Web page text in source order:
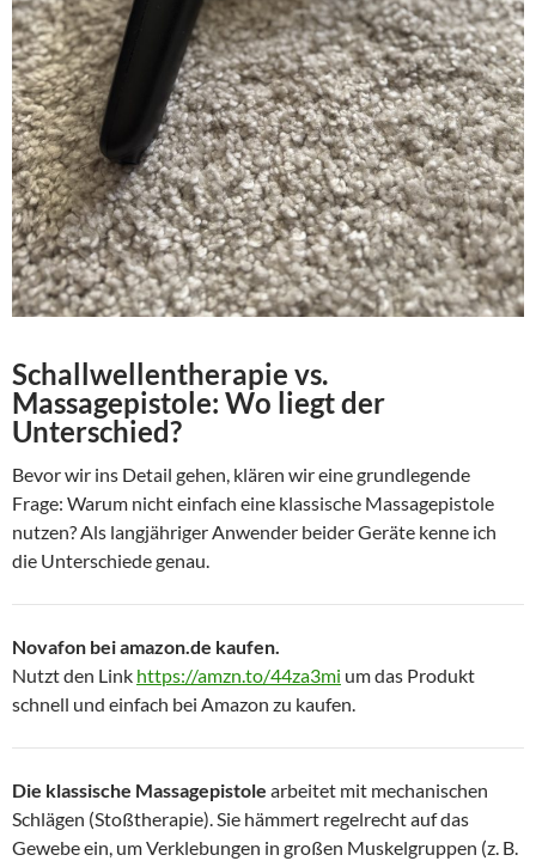
Schallwellentherapie vs.
Massagepistole: Wo liegt der
Unterschied?
Bevor wir ins Detail gehen, klären wir eine grundlegende
Frage: Warum nicht einfach eine klassische Massagepistole
nutzen? Als langjähriger Anwender beider Geräte kenne ich
die Unterschiede genau.
Novafon bei amazon.de kaufen.
Nutzt den Link https://amzn.to/44za3mi um das Produkt
schnell und einfach bei Amazon zu kaufen.
Die klassische Massagepistole arbeitet mit mechanischen
Schlägen (Stoßtherapie). Sie hämmert regelrecht auf das
Gewebe ein, um Verklebungen in großen Muskelgruppen (z. B.